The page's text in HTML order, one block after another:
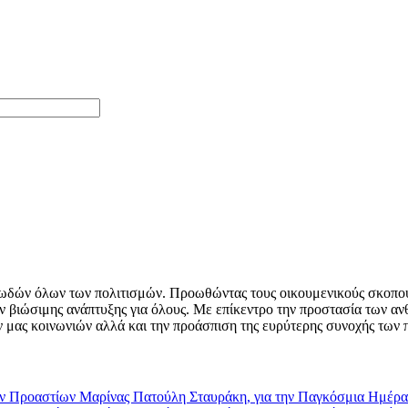
όλων των πολιτισμών. Προωθώντας τους οικουμενικούς
ανάπτυξης για όλους. Με επίκεντρο την προστασία των
μας κοινωνιών αλλά και την προάσπιση της ευρύτερης συνοχής
Μαρίνας Πατούλη Σταυράκη, για την Παγκόσμια